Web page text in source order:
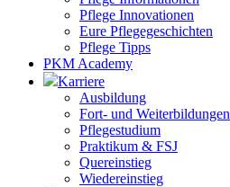
Pflege Innovationen
Eure Pflegegeschichten
Pflege Tipps
PKM Academy
Karriere
Ausbildung
Fort- und Weiterbildungen
Pflegestudium
Praktikum & FSJ
Quereinstieg
Wiedereinstieg